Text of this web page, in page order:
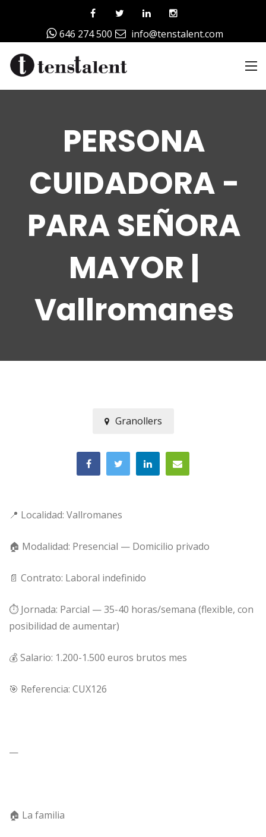
646 274 500 info@tenstalent.com
PERSONA
CUIDADORA -
PARA SEÑORA
MAYOR |
Vallromanes
Granollers
📍 Localidad: Vallromanes
🏠 Modalidad: Presencial — Domicilio privado
📄 Contrato: Laboral indefinido
⏱ Jornada: Parcial — 35-40 horas/semana (flexible, con
posibilidad de aumentar)
💰 Salario: 1.200-1.500 euros brutos mes
🎯 Referencia: CUX126
—
🏠 La familia